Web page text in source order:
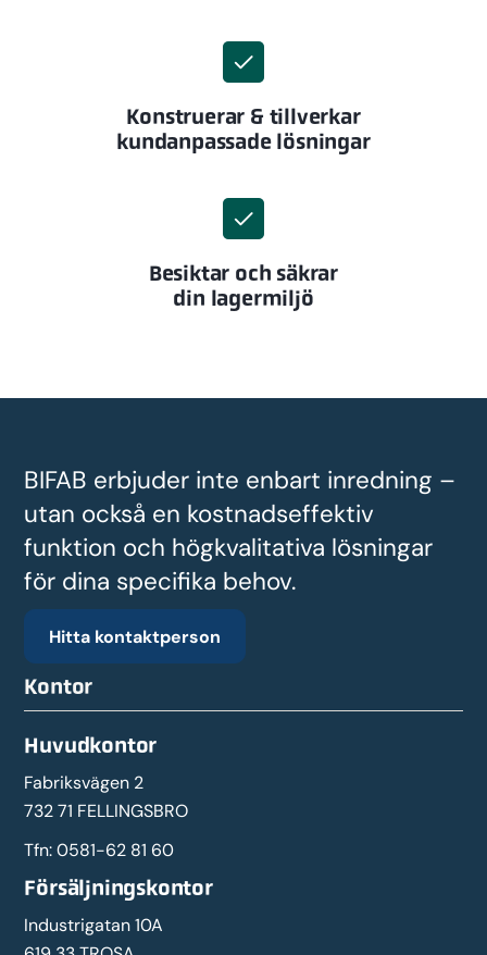
Konstruerar & tillverkar
kundanpassade lösningar
Besiktar och säkrar
din lagermiljö
BIFAB erbjuder inte enbart inredning –
utan också en kostnadseffektiv
funktion och högkvalitativa lösningar
för dina specifika behov.
Hitta kontaktperson
Kontor
Huvudkontor
Fabriksvägen 2
732 71 FELLINGSBRO
Tfn:0581-62 81 60
Försäljningskontor
Industrigatan 10A